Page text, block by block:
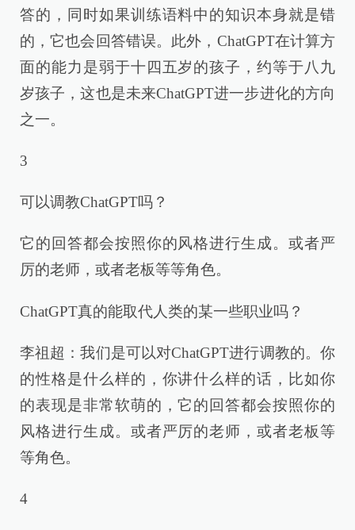
答的，同时如果训练语料中的知识本身就是错
的，它也会回答错误。此外，ChatGPT在计算方
面的能力是弱于十四五岁的孩子，约等于八九
岁孩子，这也是未来ChatGPT进一步进化的方向
之一。
3
可以调教ChatGPT吗？
它的回答都会按照你的风格进行生成。或者严
厉的老师，或者老板等等角色。
ChatGPT真的能取代人类的某一些职业吗？
李祖超：我们是可以对ChatGPT进行调教的。你
的性格是什么样的，你讲什么样的话，比如你
的表现是非常软萌的，它的回答都会按照你的
风格进行生成。或者严厉的老师，或者老板等
等角色。
4